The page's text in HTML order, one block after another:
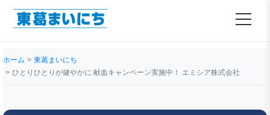
ホーム
東葛まいにち
ひとりひとりが健やかに 献血キャンペーン実施中！ エミシア株式会社